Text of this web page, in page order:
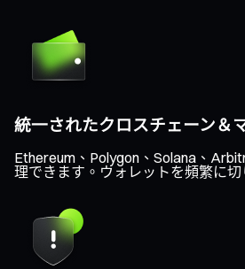
統一されたクロスチェーン＆
Ethereum、Polygon、Solana、
理できます。ウォレットを頻繁に